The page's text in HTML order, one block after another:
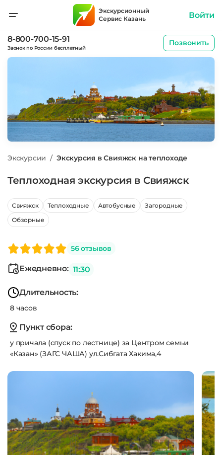
8-800-700-15-91
Звонок по России бесплатный
Позвонить
Экскурсионный
Сервис Казань
Войти
Экскурсии / Экскурсия в Свияжск на теплоходе
Теплоходная экскурсия в Свияжск
Свияжск Теплоходные Автобусные
Загородные
Обзорные
56 отзывов
Ежедневно: 11:30
Длительность:
8 часов
Пункт сбора:
у причала (спуск по лестнице) за Центром семьи
«Казан» (ЗАГС ЧАША) ул.Сибгата Хакима,4